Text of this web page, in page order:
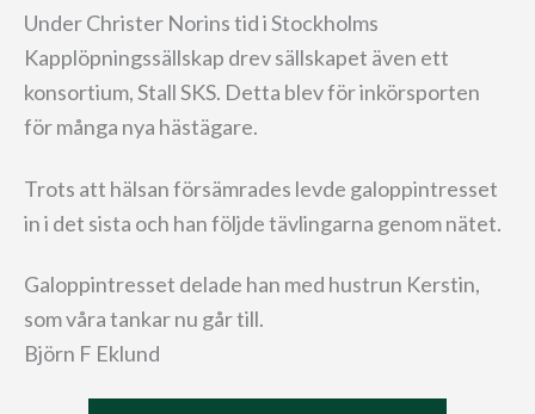
Under Christer Norins tid i Stockholms
Kapplöpningssällskap drev sällskapet även ett
konsortium, Stall SKS. Detta blev för inkörsporten
för många nya hästägare.
Trots att hälsan försämrades levde galoppintresset
in i det sista och han följde tävlingarna genom nätet.
Galoppintresset delade han med hustrun Kerstin,
som våra tankar nu går till.
Björn F Eklund